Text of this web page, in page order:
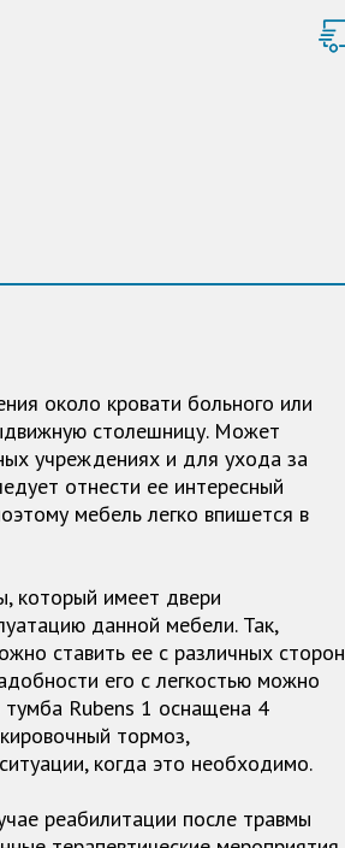
около кровати больного или
столешницу. Может
учреждениях и для ухода за
отнести ее интересный
мебель легко впишется в
который имеет двери
данной мебели. Так,
ставить ее с различных сторон
его с легкостью можно
тумба Rubens 1 оснащена 4
тормоз,
когда это необходимо.
реабилитации после травмы